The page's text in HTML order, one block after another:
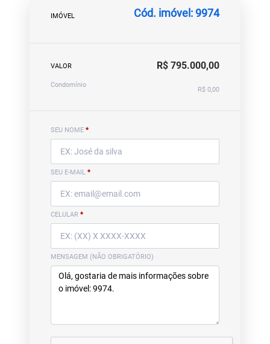
IMÓVEL Cód. imóvel: 9974
VALOR R$ 795.000,00
Condomínio
R$ 0,00
SEU NOME *
SEU E-MAIL *
CELULAR *
MENSAGEM (NÃO OBRIGATÓRIO)